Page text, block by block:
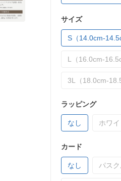
サイズ
S（14.0cm-
L（16.0cm-
3L（18.0cm-
ラッピング
なし ホワイ
カード
なし パス